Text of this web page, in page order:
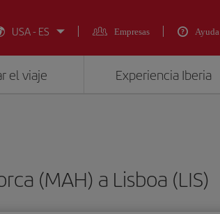
USA - ES
Empresas Ayuda
el viaje Experiencia Iberia
(MAH) a Lisboa (LIS)